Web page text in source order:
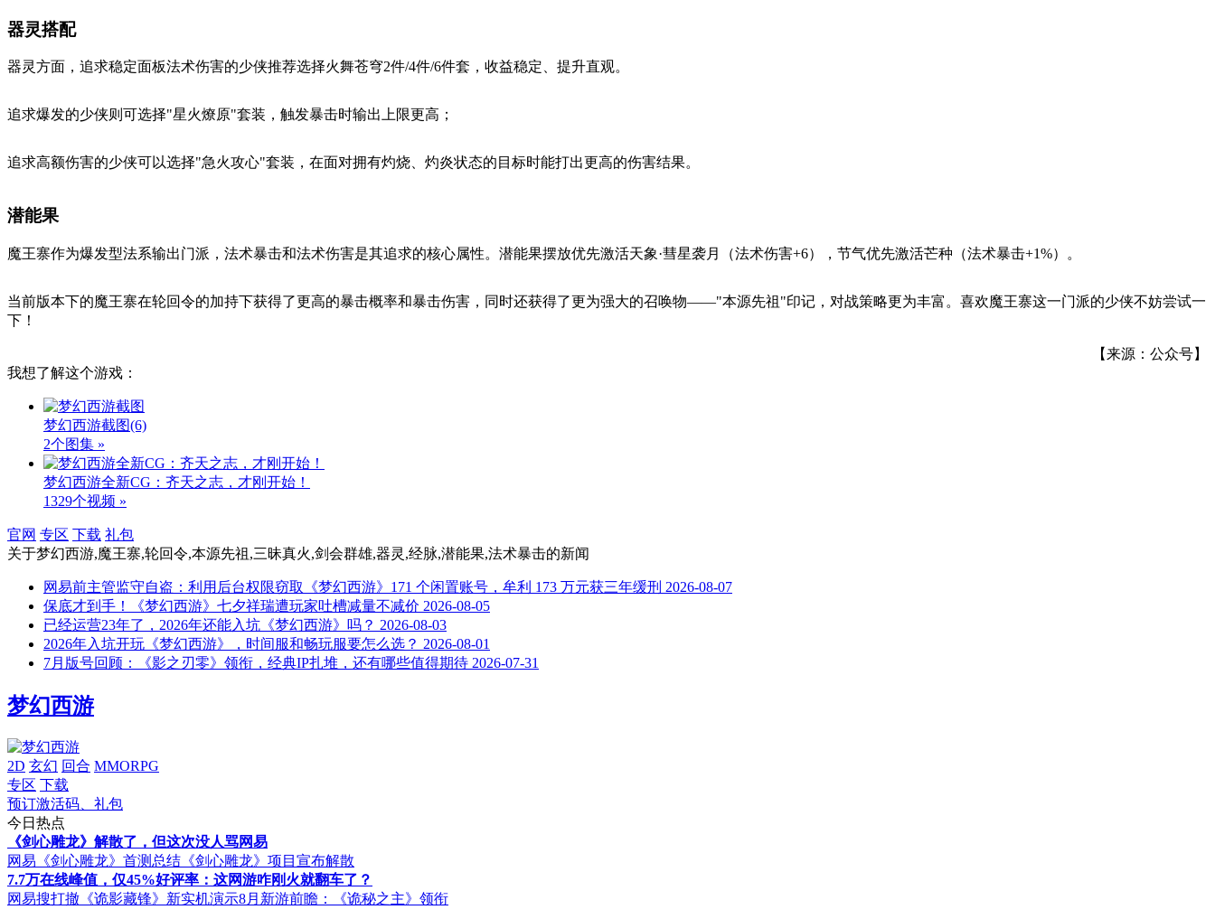
器灵搭配
器灵方面，追求稳定面板法术伤害的少侠推荐选择火舞苍穹2件/4件/6件套，收益稳定、提升直观。
追求爆发的少侠则可选择"星火燎原"套装，触发暴击时输出上限更高；
追求高额伤害的少侠可以选择"急火攻心"套装，在面对拥有灼烧、灼炎状态的目标时能打出更高的伤害结果。
潜能果
魔王寨作为爆发型法系输出门派，法术暴击和法术伤害是其追求的核心属性。潜能果摆放优先激活天象·彗星袭月（法术伤害+6），节气优先激活芒种（法术暴击+1%）。
当前版本下的魔王寨在轮回令的加持下获得了更高的暴击概率和暴击伤害，同时还获得了更为强大的召唤物——"本源先祖"印记，对战策略更为丰富。喜欢魔王寨这一门派的少侠不妨尝试一
下！
【来源：公众号】
我想了解这个游戏：
梦幻西游截图(6)
2个图集 »
梦幻西游全新CG：齐天之志，才刚开始！
1329个视频 »
官网 专区 下载 礼包
关于梦幻西游,魔王寨,轮回令,本源先祖,三昧真火,剑会群雄,器灵,经脉,潜能果,法术暴击的新闻
网易前主管监守自盗：利用后台权限窃取《梦幻西游》171 个闲置账号，牟利 173 万元获三年缓刑 2026-08-07
保底才到手！《梦幻西游》七夕祥瑞遭玩家吐槽减量不减价 2026-08-05
已经运营23年了，2026年还能入坑《梦幻西游》吗？ 2026-08-03
2026年入坑开玩《梦幻西游》，时间服和畅玩服要怎么选？ 2026-08-01
7月版号回顾：《影之刃零》领衔，经典IP扎堆，还有哪些值得期待 2026-07-31
梦幻西游
2D 玄幻 回合 MMORPG
专区 下载
预订激活码、礼包
今日热点
《剑心雕龙》解散了，但这次没人骂网易
网易《剑心雕龙》首测总结 《剑心雕龙》项目宣布解散
7.7万在线峰值，仅45%好评率：这网游咋刚火就翻车了？
网易搜打撤《诡影藏锋》新实机演示8月新游前瞻：《诡秘之主》领衔